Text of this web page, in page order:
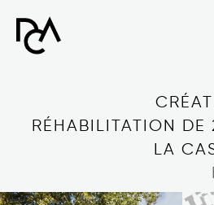
RÉHABILITATION DE
LA